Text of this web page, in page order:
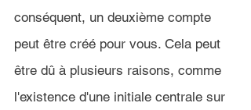
conséquent, un deuxième compte
peut être créé pour vous. Cela peut
être dû à plusieurs raisons, comme
l'existence d'une initiale centrale sur